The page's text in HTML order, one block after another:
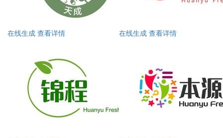
在线生成 查看详情 在线生成 查看详情